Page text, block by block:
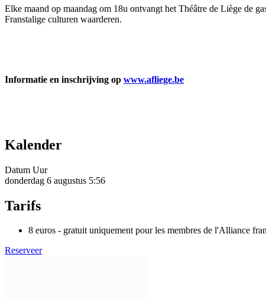
Elke maand op maandag om 18u ontvangt het Théâtre de Liège de
Franstalige culturen waarderen.
Informatie en inschrijving op www.afliege.be
Kalender
Datum Uur
donderdag 6 augustus 5:56
Tarifs
8 euros - gratuit uniquement pour les membres de l'Alliance
Reserveer